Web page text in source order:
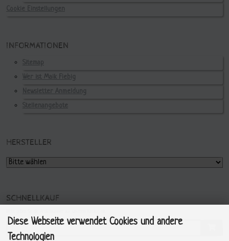
Cookie Einstellungen
INFORMATIONEN
Sitemap
Wer ist Maik Fiebig
Newsletter Anmeldung
Stellenangebote
HERSTELLER
SCHNELLKAUF
Diese Webseite verwendet Cookies und andere
Technologien